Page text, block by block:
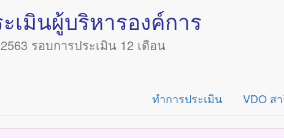
เมินผู้บริหารองค์การ
รอบการประเมิน 12 เดือน
ทำการประเมิน VDO ส